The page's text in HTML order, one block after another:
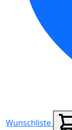
Wunschliste